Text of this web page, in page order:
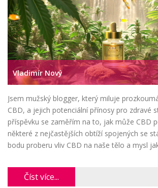
Vladimír Nový
Jsem mužský blogger, který miluje
CBD, a jejich potenciální přínosy pro zdravé
příspěvku se zaměřím na to, jak může CBD
některé z nejčastějších obtíží spojených se
bodu proberu vliv CBD na naše tělo a mysl
být CBD cenným nástrojem v našem boji
Číst více...